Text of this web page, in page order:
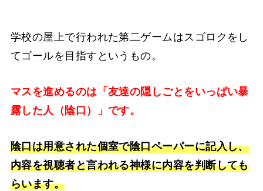
学校の屋上で行われた第二ゲームはスゴロクをし
てゴールを目指すというもの。
マスを進めるのは「友達の隠しごとをいっぱい暴
露した人（陰口）」です。
陰口は用意された個室で陰口ペーパーに記入し、
内容を視聴者と言われる神様に内容を判断しても
らいます。